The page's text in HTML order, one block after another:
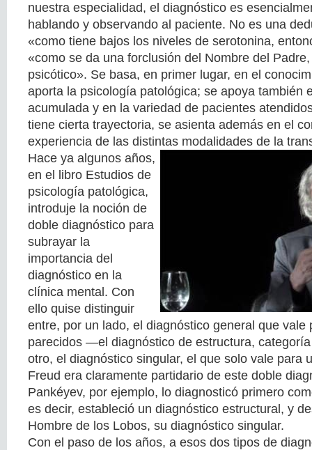
nuestra especialidad, el diagnóstico es
hablando y observando al paciente. No es una
«como tiene bajos los niveles de serotonina,
«como se da una forclusión del Nombre del
psicótico». Se basa, en primer lugar, en el
aporta la psicología patológica; se apoya también
acumulada y en la variedad de pacientes
tiene cierta trayectoria, se asienta además en el
experiencia de las distintas modalidades de la
Hace ya algunos años,
en el libro Estudios de
psicología patológica,
introduje la noción de
doble diagnóstico para
subrayar la
importancia del
diagnóstico en la
clínica mental. Con
ello quise distinguir
entre, por un lado, el diagnóstico general que vale
parecidos —el diagnóstico de estructura,
otro, el diagnóstico singular, el que solo vale para
Freud era claramente partidario de este doble
Pankéyev, por ejemplo, lo diagnosticó primero
es decir, estableció un diagnóstico estructural, y
Hombre de los Lobos, su diagnóstico singular.
Con el paso de los años, a esos dos tipos de